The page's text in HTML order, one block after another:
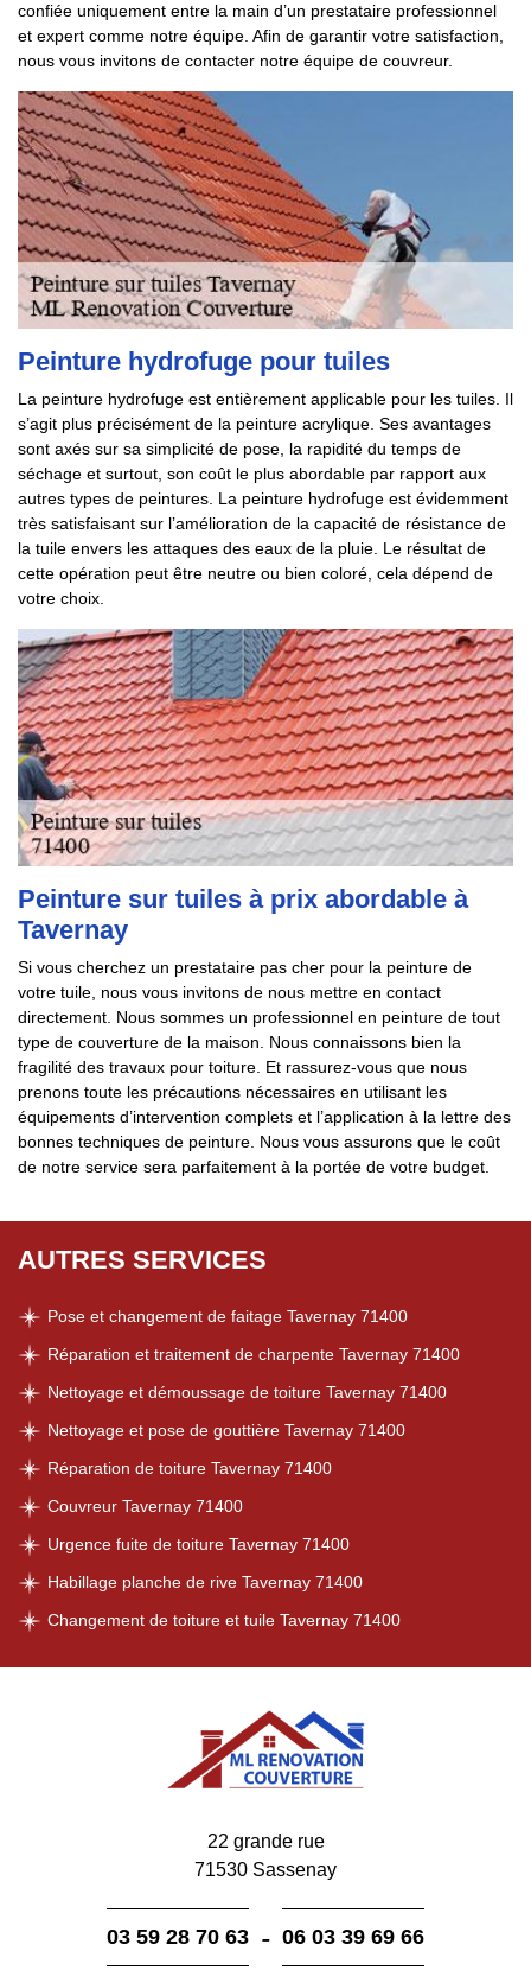
confiée uniquement entre la main d’un prestataire professionnel
et expert comme notre équipe. Afin de garantir votre satisfaction,
nous vous invitons de contacter notre équipe de couvreur.
Peinture hydrofuge pour tuiles
La peinture hydrofuge est entièrement applicable pour les tuiles. Il
s’agit plus précisément de la peinture acrylique. Ses avantages
sont axés sur sa simplicité de pose, la rapidité du temps de
séchage et surtout, son coût le plus abordable par rapport aux
autres types de peintures. La peinture hydrofuge est évidemment
très satisfaisant sur l’amélioration de la capacité de résistance de
la tuile envers les attaques des eaux de la pluie. Le résultat de
cette opération peut être neutre ou bien coloré, cela dépend de
votre choix.
Peinture sur tuiles à prix abordable à
Tavernay
Si vous cherchez un prestataire pas cher pour la peinture de
votre tuile, nous vous invitons de nous mettre en contact
directement. Nous sommes un professionnel en peinture de tout
type de couverture de la maison. Nous connaissons bien la
fragilité des travaux pour toiture. Et rassurez-vous que nous
prenons toute les précautions nécessaires en utilisant les
équipements d’intervention complets et l’application à la lettre des
bonnes techniques de peinture. Nous vous assurons que le coût
de notre service sera parfaitement à la portée de votre budget.
AUTRES SERVICES
Pose et changement de faitage Tavernay 71400
Réparation et traitement de charpente Tavernay 71400
Nettoyage et démoussage de toiture Tavernay 71400
Nettoyage et pose de gouttière Tavernay 71400
Réparation de toiture Tavernay 71400
Couvreur Tavernay 71400
Urgence fuite de toiture Tavernay 71400
Habillage planche de rive Tavernay 71400
Changement de toiture et tuile Tavernay 71400
22 grande rue
71530 Sassenay
03 59 28 70 63 - 06 03 39 69 66